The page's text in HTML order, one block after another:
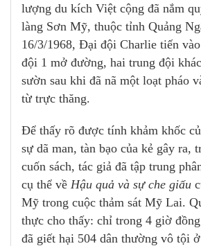
lượng du kích Việt cộng đã nắm
làng Sơn Mỹ, thuộc tỉnh Quảng
16/3/1968, Đại đội Charlie tiến
đội 1 mở đường, hai trung đội
sườn sau khi đã nã một loạt pháo
từ trực thăng.
Để thấy rõ được tính khảm khốc
sự dã man, tàn bạo của kẻ gây ra,
cuốn sách, tác giả đã tập trung
cụ thể về Hậu quả và sự che giấu
Mỹ trong cuộc thảm sát Mỹ Lai.
thực cho thấy: chỉ trong 4 giờ
đã giết hại 504 dân thường vô tội